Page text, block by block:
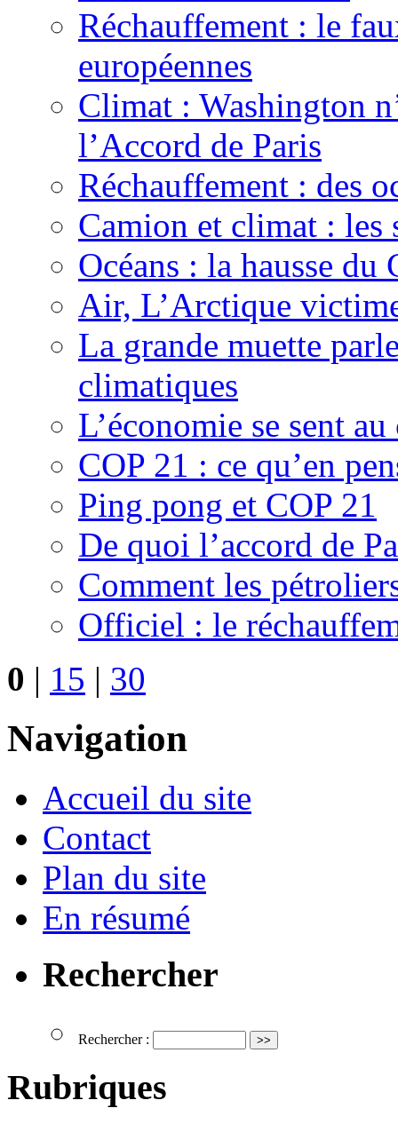
Réchauffement : le
européennes
Climat : Washington
l’Accord de Paris
Réchauffement : des
Camion et climat : les
Océans : la hausse
Air, L’Arctique
La grande muette
climatiques
L’économie se sent
COP 21 : ce qu’en
Ping pong et COP 21
De quoi l’accord de
Comment les
Officiel : le
0 | 15 | 30
Navigation
Accueil du site
Contact
Plan du site
En résumé
Rechercher
Rechercher :
Rubriques